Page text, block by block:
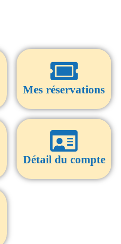
Mes réservations
Détail du compte